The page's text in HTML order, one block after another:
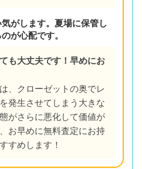
がします。夏場に保管し
が心配です。
も大丈夫です！早めにお
、クローゼットの奥でレ
発生させてしまう大きな
がさらに悪化して価値が
お早めに無料査定にお持
すめします！